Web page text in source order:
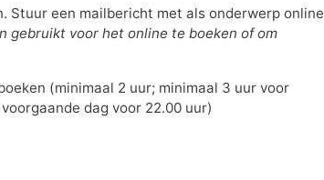
Stuur een mailbericht met als onderwerp online
gebruikt voor het online te boeken of om
(minimaal 2 uur; minimaal 3 uur voor
dag voor 22.00 uur)